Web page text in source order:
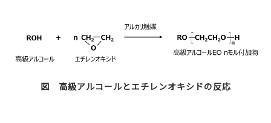
図 高級アルコールとエチレンオキシドの反応